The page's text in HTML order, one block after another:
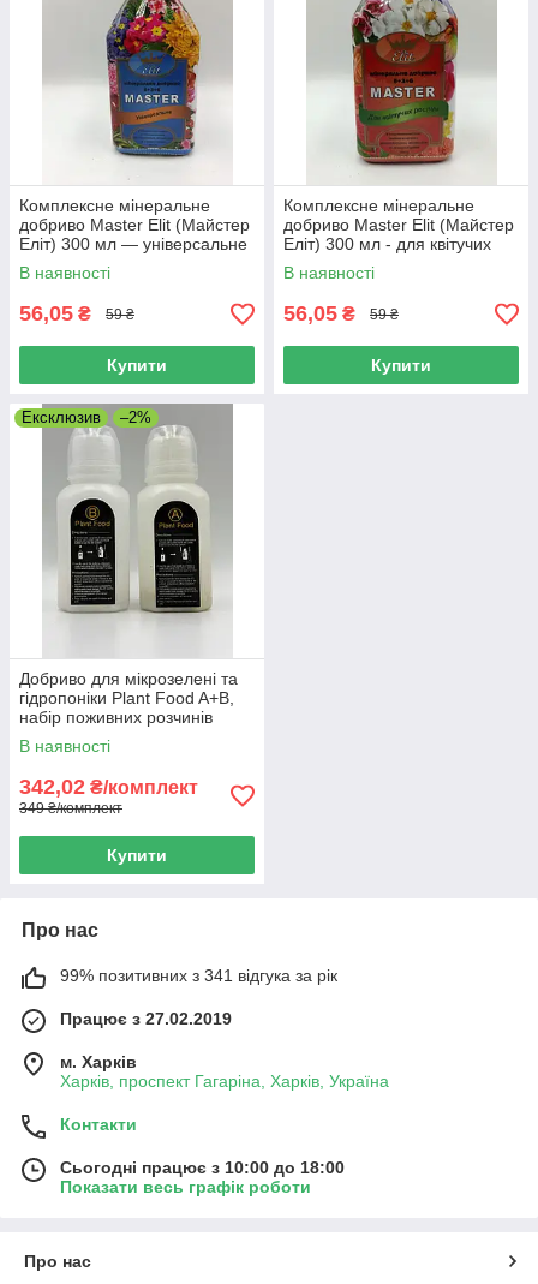
Комплексне мінеральне
добриво Master Elit (Майстер
Еліт) 300 мл — універсальне
В наявності
56,05 ₴ 59 ₴
Купити
Комплексне мінеральне
добриво Master Elit (Майстер
Еліт) 300 мл - для квітучих
В наявності
56,05 ₴ 59 ₴
Купити
Ексклюзив –2%
Добриво для мікрозелені та
гідропоніки Plant Food A+B,
набір поживних розчинів
В наявності
342,02 ₴/комплект
349 ₴/комплект
Купити
Про нас
99% позитивних з 341 відгука за рік
Працює з 27.02.2019
м. Харків
Харків, проспект Гагаріна, Харків, Україна
Контакти
Сьогодні працює з 10:00 до 18:00
Показати весь графік роботи
Про нас